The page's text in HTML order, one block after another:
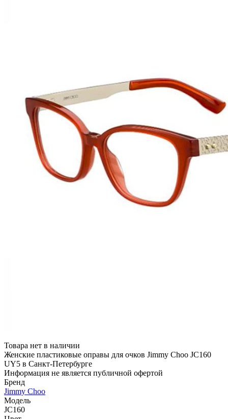
Товара нет в наличии
Женские пластиковые оправы для очков Jimmy Choo JC160
UY5 в Санкт-Петербурге
Информация не является публичной офертой
Бренд
Jimmy Choo
Модель
JC160